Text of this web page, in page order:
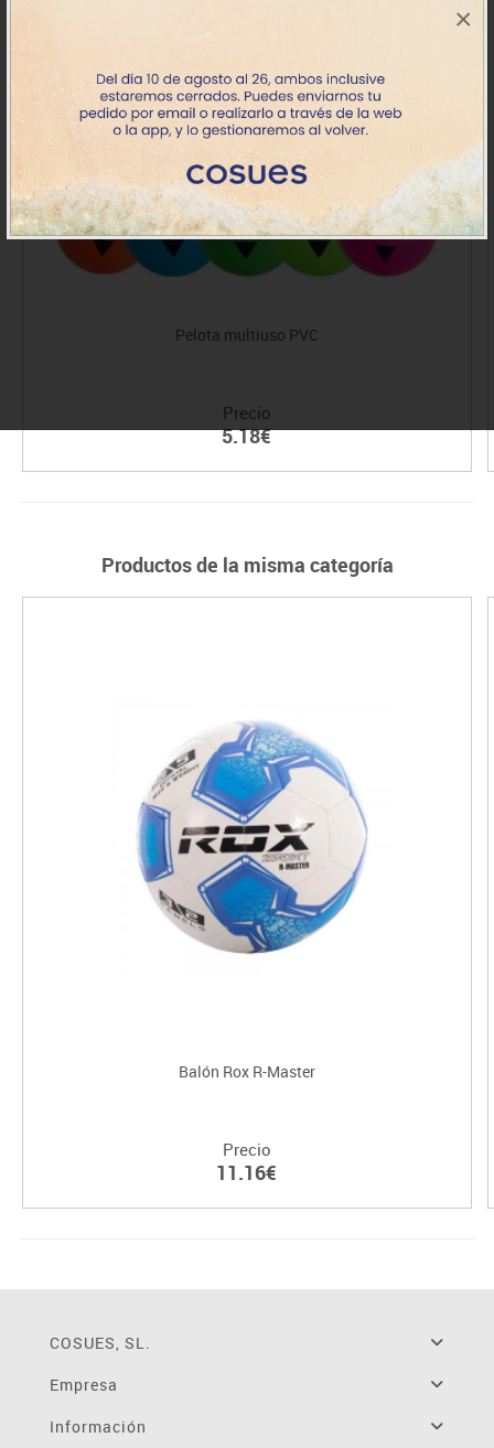
×
Pelota multiuso PVC
Precio
5.18€
Productos de la misma categoría
Balón Rox R-Master
Precio
11.16€
COSUES, SL.
Empresa
Información